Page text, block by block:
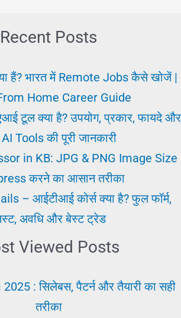
Recent Posts
हैं? भारत में Remote Jobs कैसे खोजें |
Home Career Guide
टूल क्या है? उपयोग, प्रकार, फायदे और
Tools की पूरी जानकारी
in KB: JPG & PNG Image Size
करने का आसान तरीका
– आईटीआई कोर्स क्या है? फुल फॉर्म,
अवधि और बेस्ट ट्रेड
Viewed Posts
: सिलेबस, पैटर्न और तैयारी का सही
तरीका